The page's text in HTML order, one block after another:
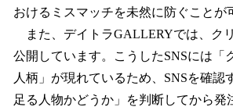
おけるミスマッチを未然に防ぐことが
また、デイトラGALLERYでは、ク
公開しています。こうしたSNSには「
人柄」が現れているため、SNSを確認
足る人物かどうか」を判断してから発